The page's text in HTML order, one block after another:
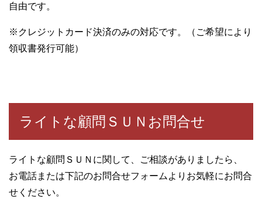
自由です。
※クレジットカード決済のみの対応です。（ご希望により
領収書発行可能）
ライトな顧問ＳＵＮお問合せ
ライトな顧問ＳＵＮに関して、ご相談がありましたら、
お電話または下記のお問合せフォームよりお気軽にお問合
せください。